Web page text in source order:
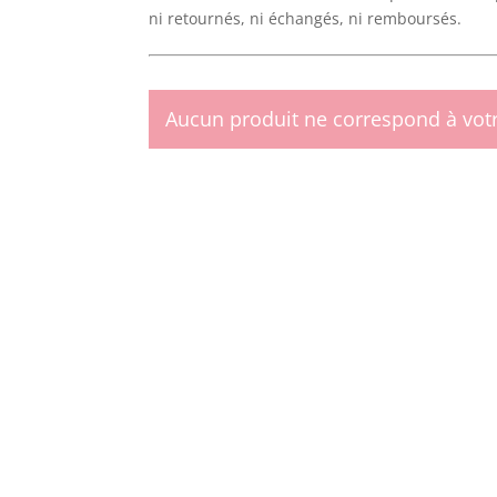
ni retournés, ni échangés, ni remboursés.
Aucun produit ne correspond à